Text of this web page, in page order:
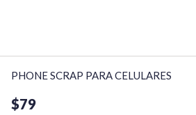
PHONE SCRAP PARA CELULARES
$79